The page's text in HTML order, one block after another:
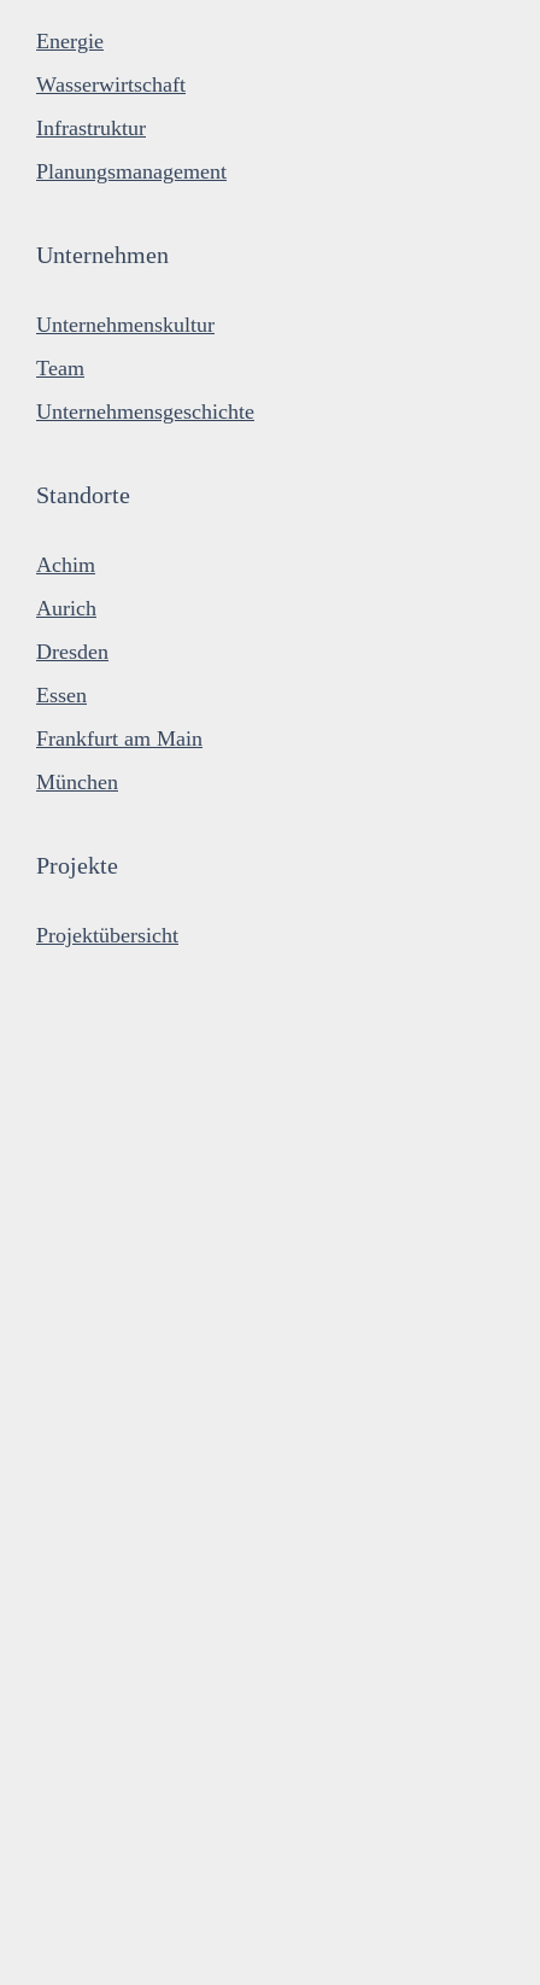
Energie
Wasserwirtschaft
Infrastruktur
Planungsmanagement
Unternehmen
Unternehmenskultur
Team
Unternehmensgeschichte
Standorte
Achim
Aurich
Dresden
Essen
Frankfurt am Main
München
Projekte
Projektübersicht